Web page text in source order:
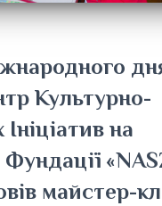
Культурно-
на
майстер-